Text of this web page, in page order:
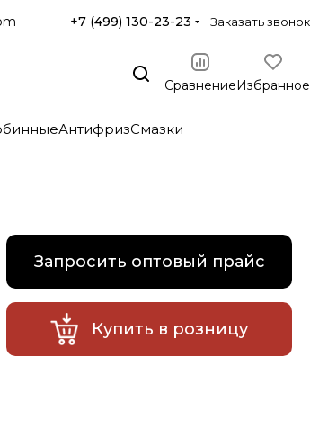
+7 (499) 130-23-23 Заказать звонок
СравнениеИзбранное
АнтифризСмазки
Запросить оптовый прайс
Купить в розницу